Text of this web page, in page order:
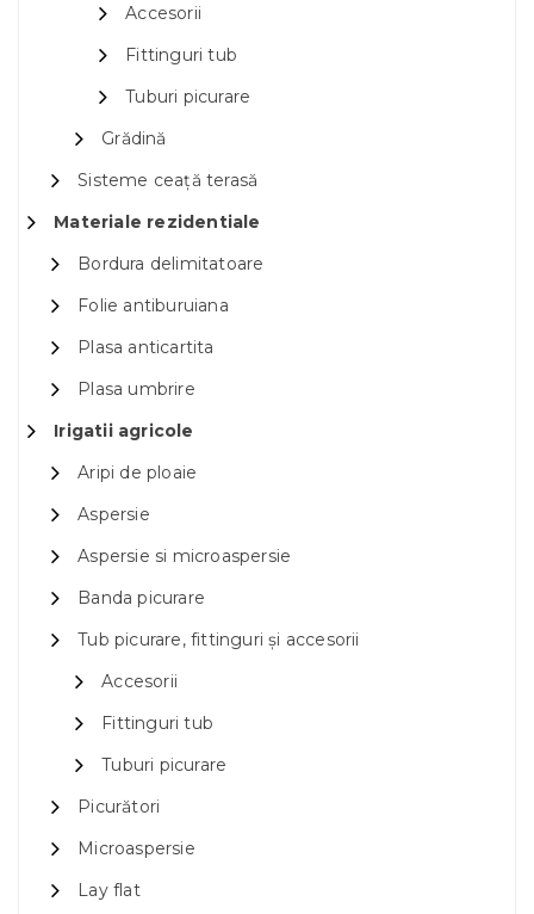
Accesorii
Fittinguri tub
Tuburi picurare
Grădină
Sisteme ceață terasă
Materiale rezidentiale
Bordura delimitatoare
Folie antiburuiana
Plasa anticartita
Plasa umbrire
Irigatii agricole
Aripi de ploaie
Aspersie
Aspersie si microaspersie
Banda picurare
Tub picurare, fittinguri și accesorii
Accesorii
Fittinguri tub
Tuburi picurare
Picurători
Microaspersie
Lay flat